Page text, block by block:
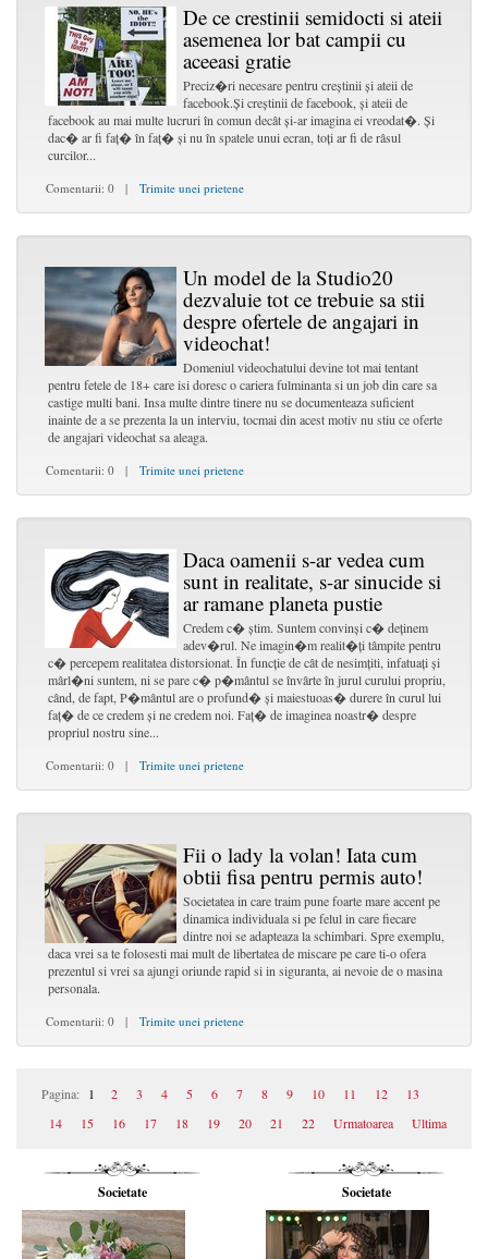
De ce crestinii semidocti si ateii
asemenea lor bat campii cu
aceeasi gratie
Preciz�ri necesare pentru creștinii și ateii de
facebook.Și creștinii de facebook, și ateii de
facebook au mai multe lucruri în comun decât și-ar imagina ei vreodat�. Și
dac� ar fi faț� în faț� și nu în spatele unui ecran, toți ar fi de râsul
curcilor...
Comentarii: 0 | Trimite unei prietene
Un model de la Studio20
dezvaluie tot ce trebuie sa stii
despre ofertele de angajari in
videochat!
Domeniul videochatului devine tot mai tentant
pentru fetele de 18+ care isi doresc o cariera fulminanta si un job din care sa
castige multi bani. Insa multe dintre tinere nu se documenteaza suficient
inainte de a se prezenta la un interviu, tocmai din acest motiv nu stiu ce oferte
de angajari videochat sa aleaga.
Comentarii: 0 | Trimite unei prietene
Daca oamenii s-ar vedea cum
sunt in realitate, s-ar sinucide si
ar ramane planeta pustie
Credem c� știm. Suntem convinși c� deținem
adev�rul. Ne imagin�m realit�ți tâmpite pentru
c� percepem realitatea distorsionat. În funcție de cât de nesimțiti, infatuați și
mârl�ni suntem, ni se pare c� p�mântul se învârte în jurul curului propriu,
când, de fapt, P�mântul are o profund� și maiestuoas� durere în curul lui
faț� de ce credem și ne credem noi. Faț� de imaginea noastr� despre
propriul nostru sine...
Comentarii: 0 | Trimite unei prietene
Fii o lady la volan! Iata cum
obtii fisa pentru permis auto!
Societatea in care traim pune foarte mare accent pe
dinamica individuala si pe felul in care fiecare
dintre noi se adapteaza la schimbari. Spre exemplu,
daca vrei sa te folosesti mai mult de libertatea de miscare pe care ti-o ofera
prezentul si vrei sa ajungi oriunde rapid si in siguranta, ai nevoie de o masina
personala.
Comentarii: 0 | Trimite unei prietene
Pagina: 1 2 3 4 5 6 7 8 9 10 11 12
13
14
15 16 17 18 19 20 21 22 Urmatoarea Ultima
Societate Societate